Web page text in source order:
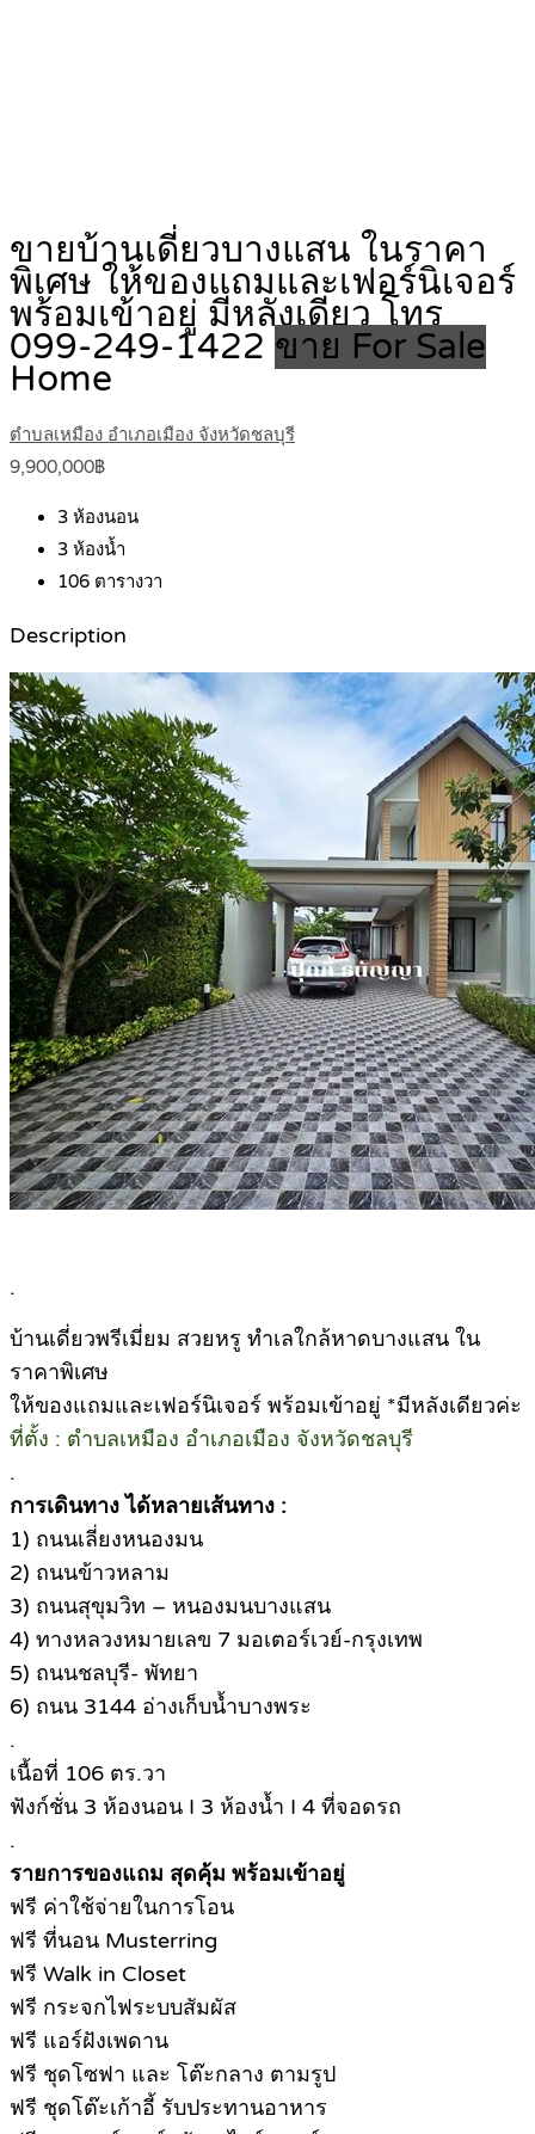
ขายบ้านเดี่ยวบางแสน ในราคา
พิเศษ ให้ของแถมและเฟอร์นิเจอร์
พร้อมเข้าอยู่ มีหลังเดียว โทร
099-249-1422 ขาย For Sale
Home
ตำบลเหมือง อำเภอเมือง จังหวัดชลบุรี
9,900,000฿
3 ห้องนอน
3 ห้องน้ำ
106 ตารางวา
Description
.
บ้านเดี่ยวพรีเมี่ยม สวยหรู ทำเลใกล้หาดบางแสน ใน
ราคาพิเศษ
ให้ของแถมและเฟอร์นิเจอร์ พร้อมเข้าอยู่ *มีหลังเดียวค่ะ
ที่ตั้ง : ตำบลเหมือง อำเภอเมือง จังหวัดชลบุรี
.
การเดินทาง ได้หลายเส้นทาง :
1) ถนนเลี่ยงหนองมน
2) ถนนข้าวหลาม
3) ถนนสุขุมวิท – หนองมนบางแสน
4) ทางหลวงหมายเลข 7 มอเตอร์เวย์-กรุงเทพ
5) ถนนชลบุรี- พัทยา
6) ถนน 3144 อ่างเก็บน้ำบางพระ
.
เนื้อที่ 106 ตร.วา
ฟังก์ชั่น 3 ห้องนอน I 3 ห้องน้ำ I 4 ที่จอดรถ
.
รายการของแถม สุดคุ้ม พร้อมเข้าอยู่
ฟรี ค่าใช้จ่ายในการโอน
ฟรี ที่นอน Musterring
ฟรี Walk in Closet
ฟรี กระจกไฟระบบสัมผัส
ฟรี แอร์ฝังเพดาน
ฟรี ชุดโซฟา และ โต๊ะกลาง ตามรูป
ฟรี ชุดโต๊ะเก้าอี้ รับประทานอาหาร